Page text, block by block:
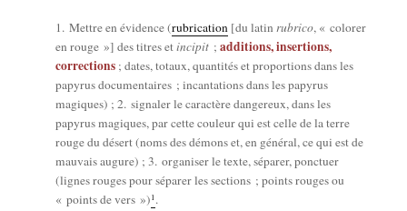
1. Mettre en évi­dence (rubri­ca­tion [du latinrubri­co, « colo­rer
en rouge »] des titres etinci­pit ;addi­tions, inser­tions,
cor­rec­tions ; dates, totaux, quan­ti­tés et pro­por­tions dans les
papy­rus docu­men­taires ; incan­ta­tions dans les papy­rus
magiques) ; 2. signa­ler le carac­tère dan­ge­reux, dans les
papy­rus magiques, par cette cou­leur qui est celle de la terre
rouge du désert (noms des démons et, en géné­ral, ce qui est de
mau­vais augure) ; 3. orga­ni­ser le texte, sépa­rer, ponc­tuer
(lignes rouges pour sépa­rer les sec­tions ; points rouges ou
« points de vers »)1 .